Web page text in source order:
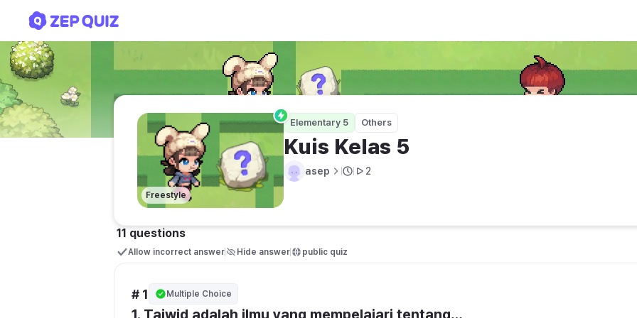
Freestyle
Elementary 5 Others
Kuis Kelas 5
asep 2
11 questions
Allow incorrect answer Hide answer public quiz
# 1 Multiple Choice
1. Tajwid adalah ilmu yang mempelajari tentang…